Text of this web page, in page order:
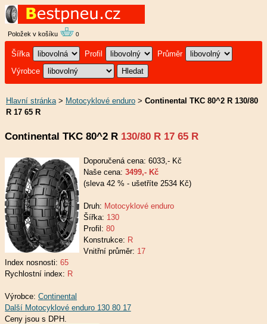
Položek v košíku 0
Šířka Profil
Průměr
Výrobce
Hlavní stránka> Motocyklové enduro > Continental TKC 80^2 R 130/80
R 17 65 R
Continental TKC 80^2 R 130/80 R 17 65 R
Doporučená cena: 6033,- Kč
Naše cena: 3499,- Kč
(sleva 42 % - ušetříte 2534 Kč)
Druh: Motocyklové enduro
Šířka: 130
Profil: 80
Konstrukce: R
Vnitřní průměr: 17
Index nosnosti: 65
Rychlostní index: R
Výrobce: Continental
Ceny jsou s DPH.